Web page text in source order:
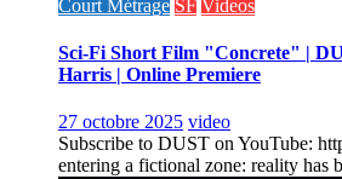
Court Métrage SF Videos
Sci-Fi Short Film "Concrete" |
Harris | Online Premiere
27 octobre 2025 video
Subscribe to DUST on YouTube:
entering a fictional zone: reality has